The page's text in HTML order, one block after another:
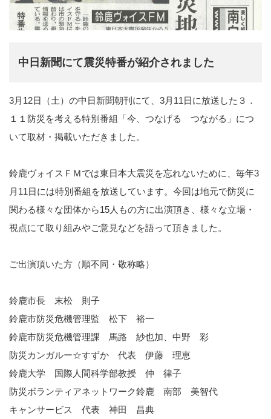
中日新聞にて震災特番が紹介されました
3月12日（土）の中日新聞朝刊にて、3月11日に放送した３．
１１防災を考える特別番組「今、つなげる つながる」につ
いて取材・掲載いただきました。
鈴鹿ヴォイスＦＭでは東日本大震災を忘れないために、毎年3
月11日には特別番組を放送しています。今回は地元で防災に
関わる様々な団体から15人もの方に出演頂き、様々な立場・
視点にて取り組みやご意見などを語って頂きました。
ご出演頂いた方（順不同・敬称略）
鈴鹿市長 末松 則子
鈴鹿市防災危機管理監 松下 裕一
鈴鹿市防災危機管理課 馬路 紗也加、中野 彩
防災カンガルー☆すずか 代表 伊藤 理恵
鈴鹿大学 国際人間科学部教授 仲 律子
防災ボランティアネットワーク鈴鹿 南部 美智代
キャンサービス 代表 神田 昌典